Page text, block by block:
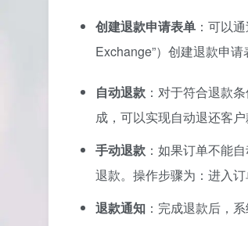
创建退款申请表单 ：可以
Exchange”）创建退款申请
自动退款 ：对于符合退款
成，可以实现自动退还客户
手动退款 ：如果订单不能
退款。操作步骤为：进入订
退款通知 ：完成退款后，